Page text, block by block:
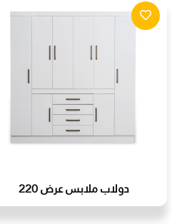
دولاب ملابس عرض 220